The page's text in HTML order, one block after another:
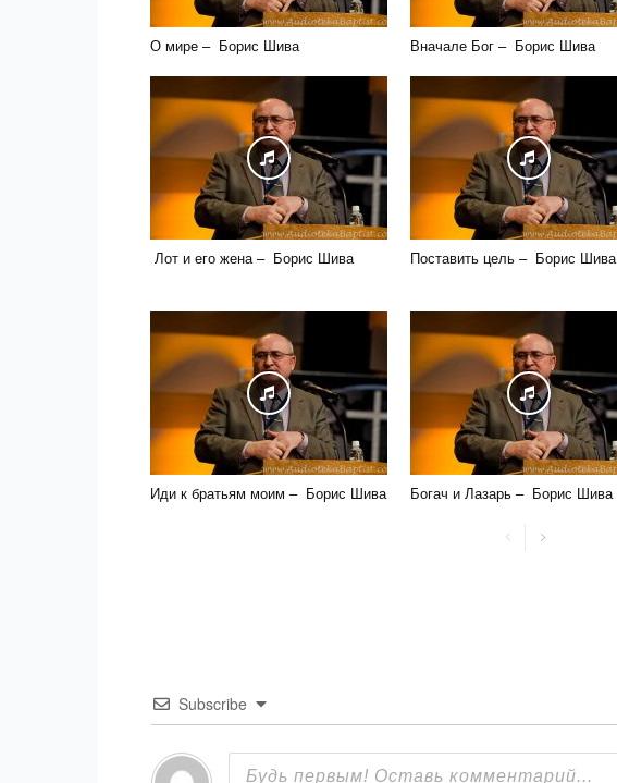
О мире – Борис Шива Вначале Бог – Борис Шива
Лот и его жена – Борис Шива Поставить цель – Борис Шива
Иди к братьям моим – Борис Шива Богач и Лазарь – Борис Шива
Subscribe